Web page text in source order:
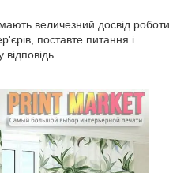
величезний досвід роботи
поставте питання і